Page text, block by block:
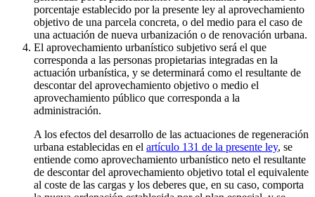
porcentaje establecido por la presente ley al aprovechamiento
objetivo de una parcela concreta, o del medio para el caso de
una actuación de nueva urbanización o de renovación urbana.
El aprovechamiento urbanístico subjetivo será el que
corresponda a las personas propietarias integradas en la
actuación urbanística, y se determinará como el resultante de
descontar del aprovechamiento objetivo o medio el
aprovechamiento público que corresponda a la
administración.
A los efectos del desarrollo de las actuaciones de regeneración
urbana establecidas en el artículo 131 de la presente ley, se
entiende como aprovechamiento urbanístico neto el resultante
de descontar del aprovechamiento objetivo total el equivalente
al coste de las cargas y los deberes que, en su caso, comporta